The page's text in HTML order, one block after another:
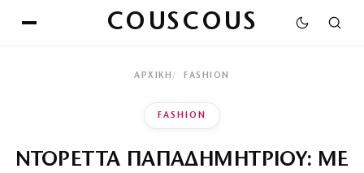
COUSCOUS
ΑΡΧΙΚΉ FASHION
FASHION
ΝΤΟΡΕΤΤΑ ΠΑΠΑΔΗΜΗΤΡΙΟΥ: ΜΕ